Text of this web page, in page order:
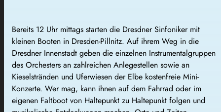
Bereits 12 Uhr mittags starten die Dresdner Sinfoniker mit
kleinen Booten in Dresden-Pillnitz. Auf ihrem Weg in die
Dresdner Innenstadt geben die einzelnen Instrumentalgruppen
des Orchesters an zahlreichen Anlegestellen sowie an
Kieselstränden und Uferwiesen der Elbe kostenfreie Mini-
Konzerte. Wer mag, kann ihnen auf dem Fahrrad oder im
eigenen Faltboot von Haltepunkt zu Haltepunkt folgen und